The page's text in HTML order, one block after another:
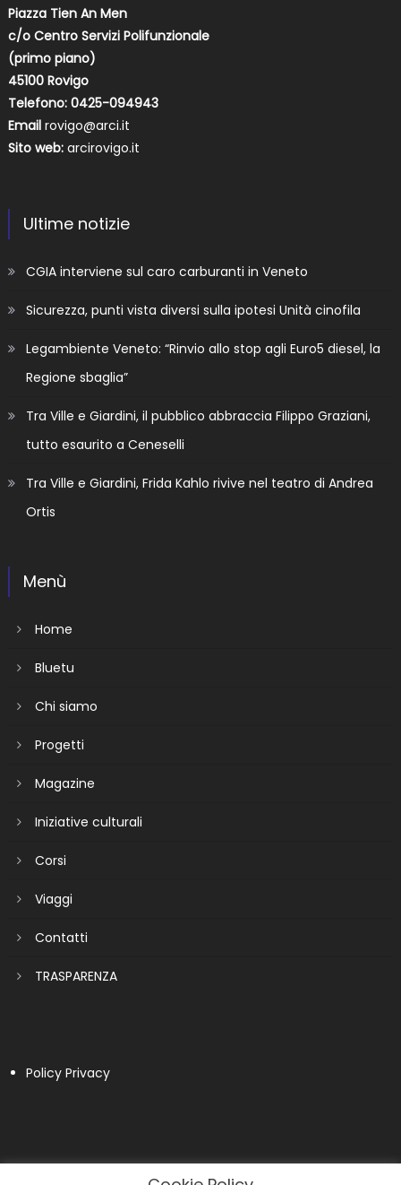
Piazza Tien An Men
c/o Centro Servizi Polifunzionale
(primo piano)
45100 Rovigo
Telefono: 0425-094943
Email rovigo@arci.it
Sito web: arcirovigo.it
Ultime notizie
CGIA interviene sul caro carburanti in Veneto
Sicurezza, punti vista diversi sulla ipotesi Unità cinofila
Legambiente Veneto: “Rinvio allo stop agli Euro5 diesel, la
Regione sbaglia”
Tra Ville e Giardini, il pubblico abbraccia Filippo Graziani,
tutto esaurito a Ceneselli
Tra Ville e Giardini, Frida Kahlo rivive nel teatro di Andrea
Ortis
Menù
Home
Bluetu
Chi siamo
Progetti
Magazine
Iniziative culturali
Corsi
Viaggi
Contatti
TRASPARENZA
Policy Privacy